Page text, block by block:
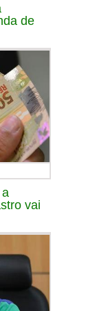
de
vai